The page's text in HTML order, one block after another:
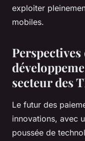
exploiter
mobiles.
Perspectives
secteur des
Le futur des
innovations, avec
poussée de